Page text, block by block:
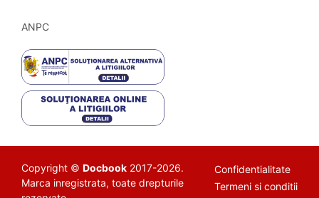
ANPC
Copyright © Docbook 2017-2026.
Marca inregistrata, toate drepturile
Confidentialitate
Termeni si conditii